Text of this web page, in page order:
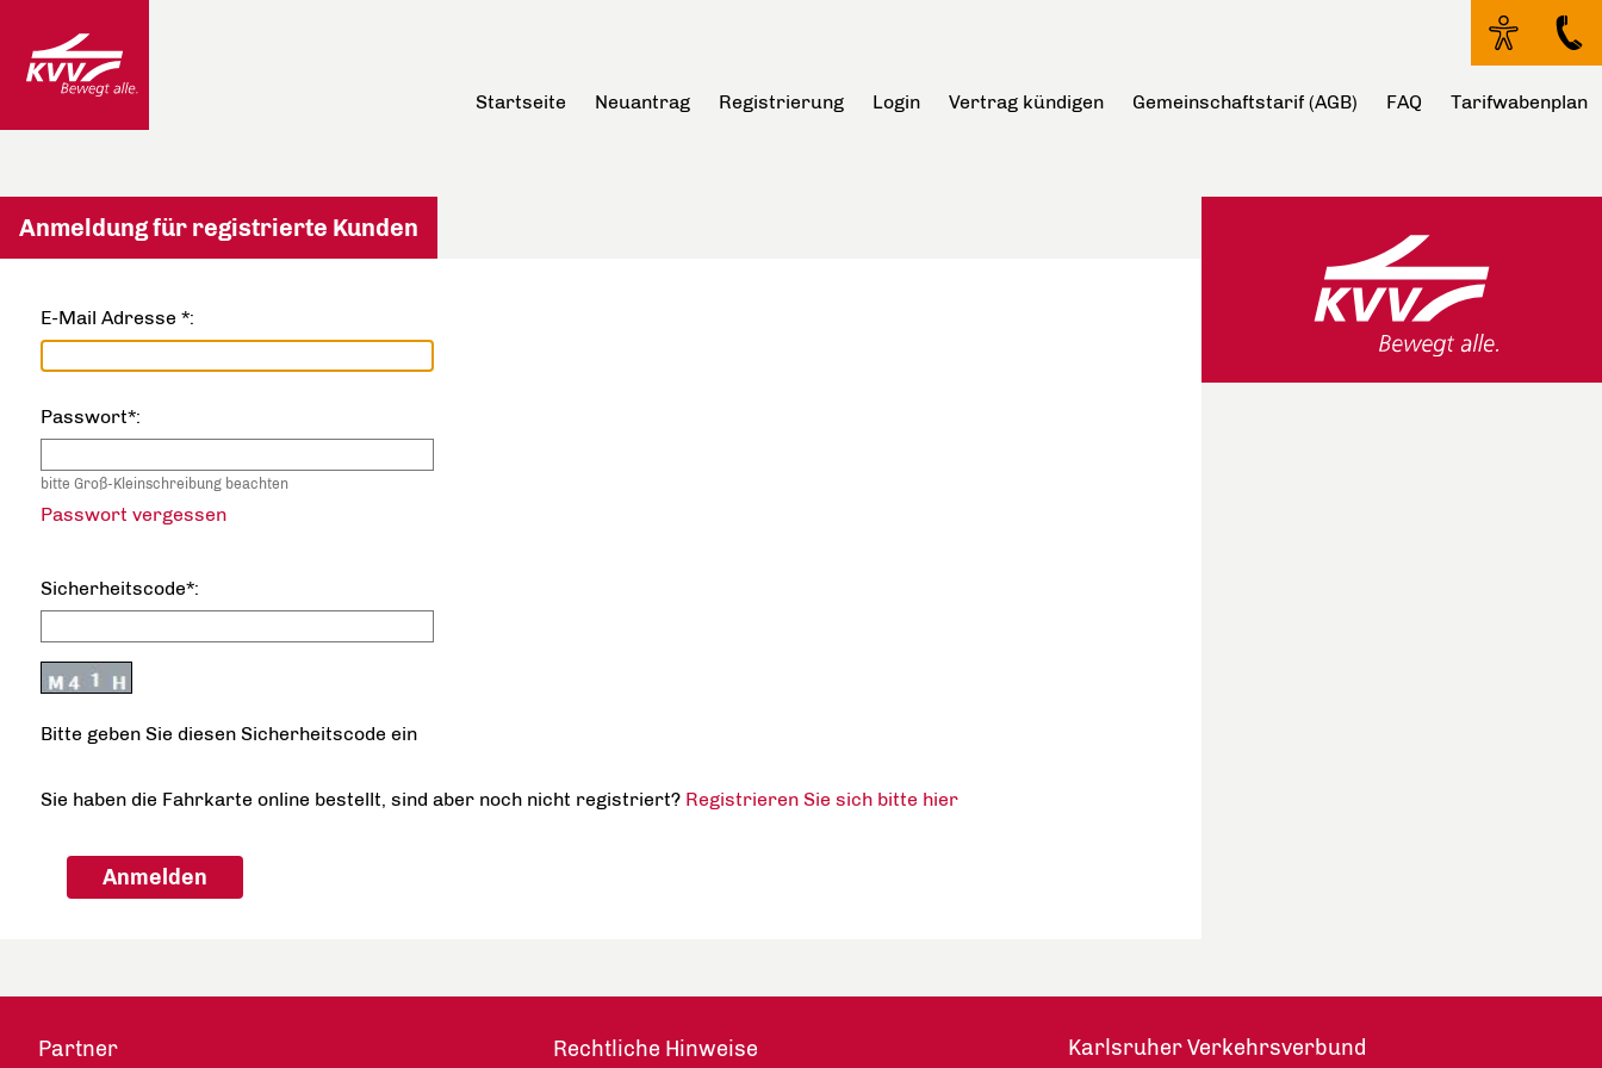
Startseite Neuantrag Registrierung Login Vertrag kündigen Gemeinschaftstarif (AGB) FAQ Tarifwabenplan
Anmeldung für registrierte Kunden
E-Mail Adresse *:
Passwort*:
bitte Groß-Kleinschreibung beachten
Passwort vergessen
Sicherheitscode*:
Bitte geben Sie diesen Sicherheitscode ein
Sie haben die Fahrkarte online bestellt, sind aber noch nicht registriert? Registrieren Sie sich bitte hier
Partner Rechtliche Hinweise Karlsruher Verkehrsverbund